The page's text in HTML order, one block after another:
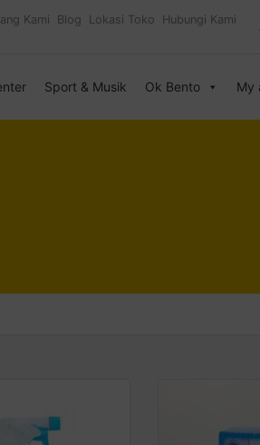
Kami Blog Lokasi Toko
Hubungi Kami
Sport & Musik Ok Bento My